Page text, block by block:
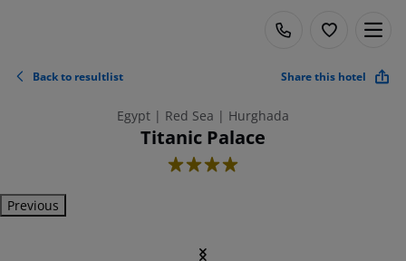
Back to resultlist Share this hotel
Egypt | Red Sea | Hurghada
Titanic Palace
4
Previous